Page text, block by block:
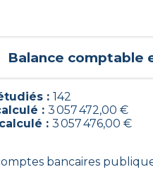
Balance comptable
: 142
: 3 057 472,00 €
: 3 057 476,00 €
bancaires